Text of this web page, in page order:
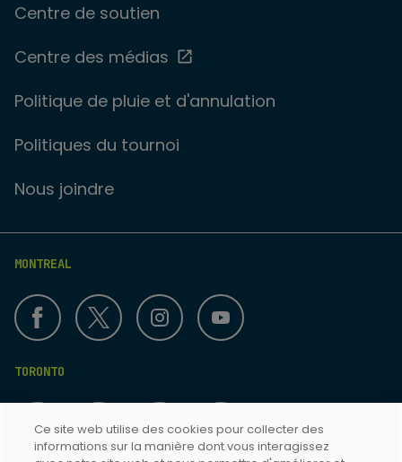
Centre de soutien
Centre des médias
Politique de pluie et d'annulation
Politiques du tournoi
Nous joindre
MONTREAL
TORONTO
Ce site web utilise des cookies pour collecter des
informations sur la manière dont vous interagissez